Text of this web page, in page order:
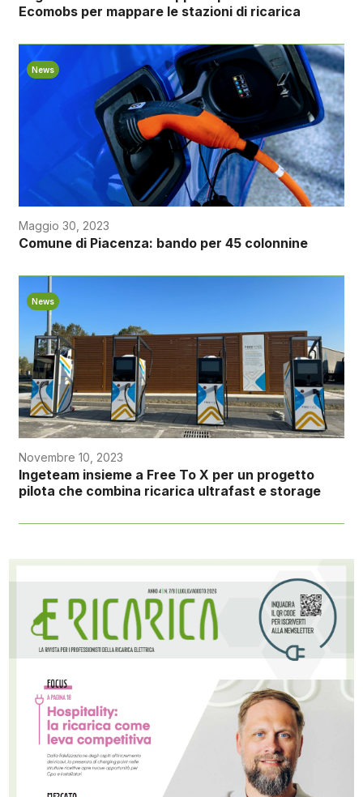
Ecomobs per mappare le stazioni di ricarica
News
Maggio 30, 2023
Comune di Piacenza: bando per 45 colonnine
News
Novembre 10, 2023
Ingeteam insieme a Free To X per un progetto
pilota che combina ricarica ultrafast e storage